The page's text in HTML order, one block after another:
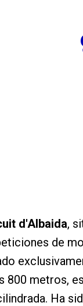
d'Albaida,
de
800 metros,
Ha